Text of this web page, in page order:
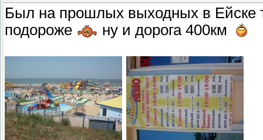
Был на прошлых выходных в Ейске
подороже
ну и дорога 400км